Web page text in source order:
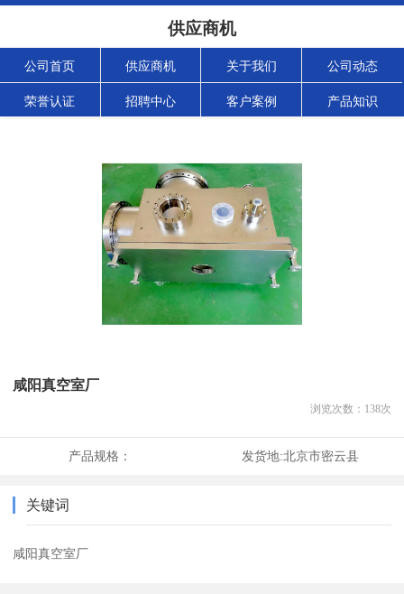
供应商机
公司首页 供应商机 关于我们 公司动态
荣誉认证 招聘中心 客户案例 产品知识
咸阳真空室厂
浏览次数： 138次
产品规格： 发货地:北京市密云县
关键词
咸阳真空室厂